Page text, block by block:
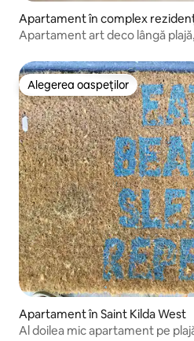
Apartament în complex
Apartament art deco lângă
Alegerea oaspeților
Alegerea oaspeților
Apartament în Saint Kilda West
Al doilea mic apartament pe